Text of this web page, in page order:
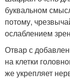
буквальном
потому,
ослаблением
Отвар с
на клетки
же укрепляет